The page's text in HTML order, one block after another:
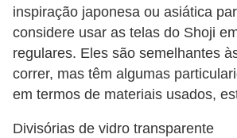
inspiração japonesa ou asiática
considere usar as telas do Shoji
regulares. Eles são semelhantes
correr, mas têm algumas
em termos de materiais usados,
Divisórias de vidro transparente